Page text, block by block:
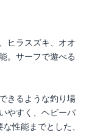
ヒラスズキ、オオ
。サーフで遊べる
きるような釣り場
やすく、ヘビーバ
性能までとした、